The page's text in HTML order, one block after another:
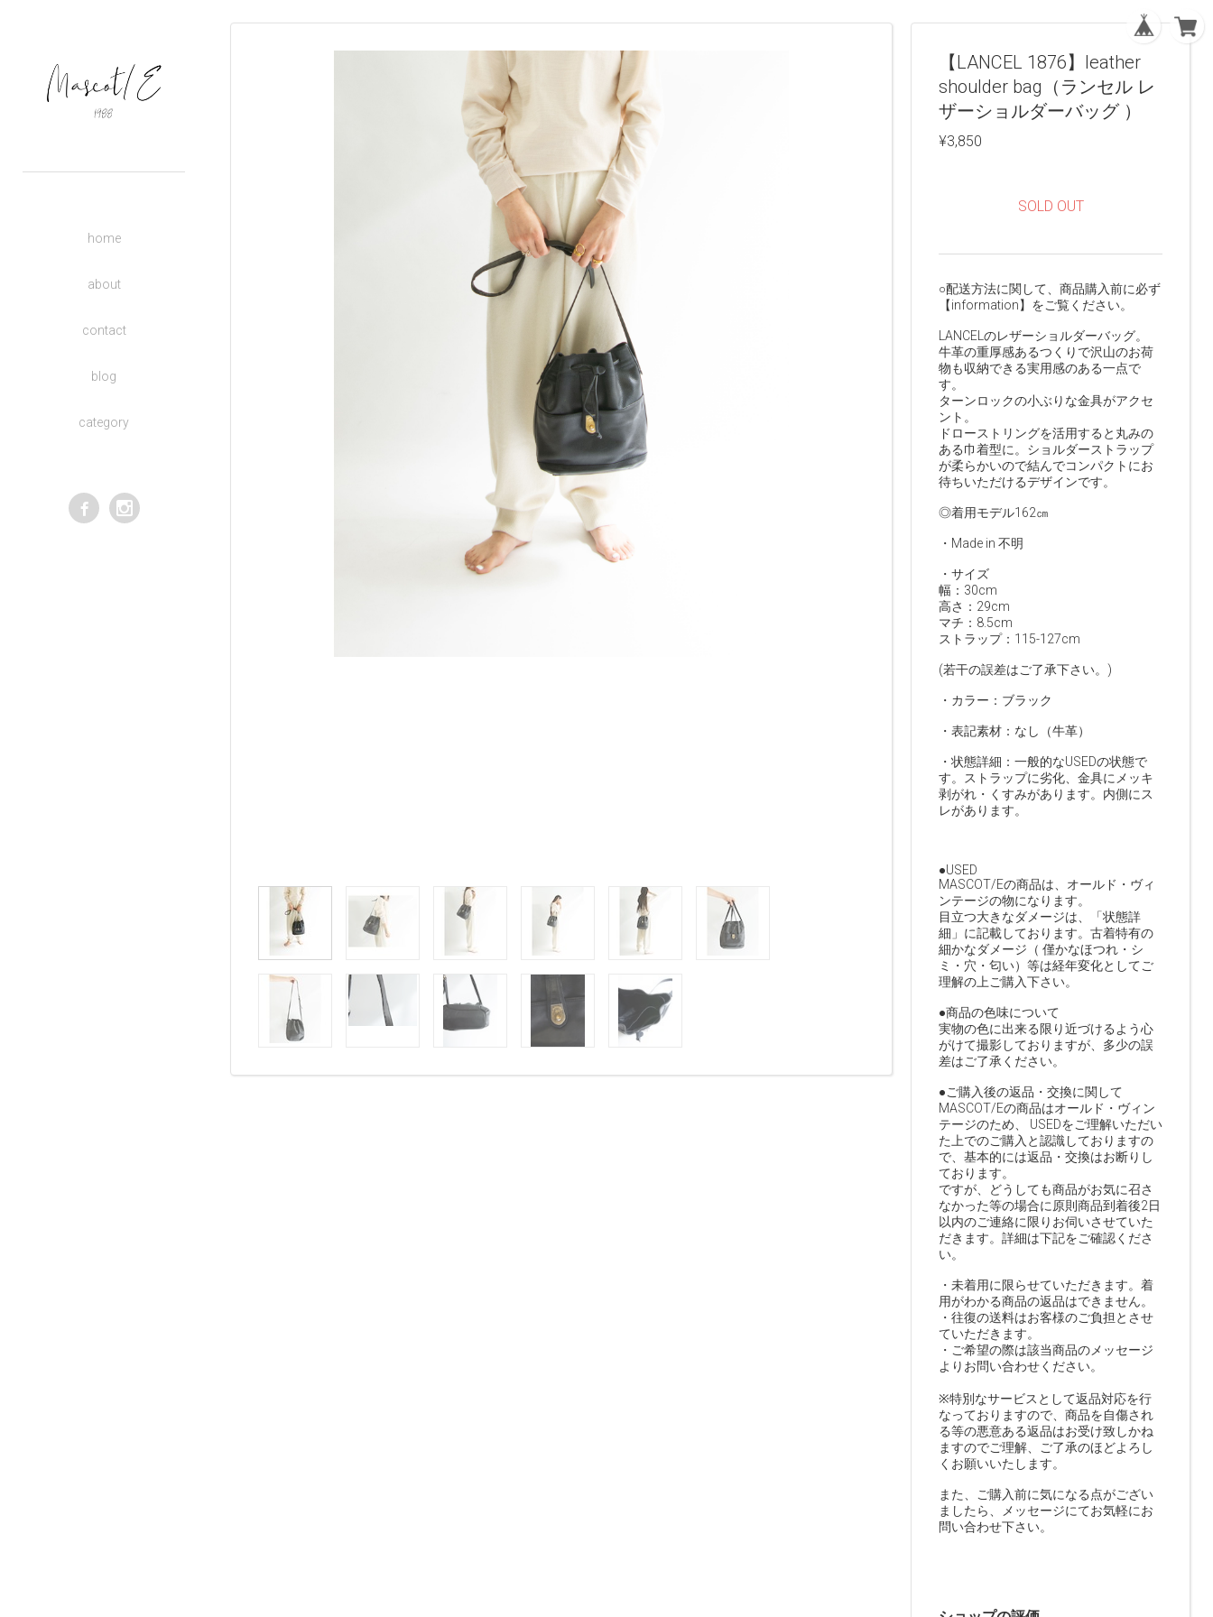
home
about
contact
blog
category
【LANCEL 1876】leather
shoulder bag（ランセル レ
ザーショルダーバッグ ）
¥3,850
SOLD OUT
○配送方法に関して、商品購入前に必ず
【information】をご覧ください。
LANCELのレザーショルダーバッグ。
牛革の重厚感あるつくりで沢山のお荷
物も収納できる実用感のある一点で
す。
ターンロックの小ぶりな金具がアクセ
ント。
ドローストリングを活用すると丸みの
ある巾着型に。ショルダーストラップ
が柔らかいので結んでコンパクトにお
待ちいただけるデザインです。
◎着用モデル162㎝
・Made in 不明
・サイズ
幅：30cm
高さ：29cm
マチ：8.5cm
ストラップ：115-127cm
(若干の誤差はご了承下さい。)
・カラー：ブラック
・表記素材：なし（牛革）
・状態詳細：一般的なUSEDの状態で
す。ストラップに劣化、金具にメッキ
剥がれ・くすみがあります。内側にス
レがあります。
●USED
MASCOT/Eの商品は、オールド・ヴィ
ンテージの物になります。
目立つ大きなダメージは、「状態詳
細」に記載しております。古着特有の
細かなダメージ（ 僅かなほつれ・シ
ミ・穴・匂い）等は経年変化としてご
理解の上ご購入下さい。
●商品の色味について
実物の色に出来る限り近づけるよう心
がけて撮影しておりますが、多少の誤
差はご了承ください。
●ご購入後の返品・交換に関して
MASCOT/Eの商品はオールド・ヴィン
テージのため、 USEDをご理解いただい
た上でのご購入と認識しておりますの
で、基本的には返品・交換はお断りし
ております。
ですが、どうしても商品がお気に召さ
なかった等の場合に原則商品到着後2日
以内のご連絡に限りお伺いさせていた
だきます。詳細は下記をご確認くださ
い。
・未着用に限らせていただきます。着
用がわかる商品の返品はできません。
・往復の送料はお客様のご負担とさせ
ていただきます。
・ご希望の際は該当商品のメッセージ
よりお問い合わせください。
※特別なサービスとして返品対応を行
なっておりますので、商品を自傷され
る等の悪意ある返品はお受け致しかね
ますのでご理解、ご了承のほどよろし
くお願いいたします。
また、ご購入前に気になる点がござい
ましたら、メッセージにてお気軽にお
問い合わせ下さい。